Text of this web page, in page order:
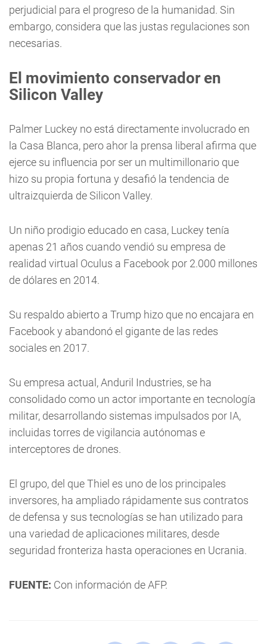
perjudicial para el progreso de la humanidad. Sin
embargo, considera que las justas regulaciones son
necesarias.
El movimiento conservador en
Silicon Valley
Palmer Luckey no está directamente involucrado en
la Casa Blanca, pero ahor la prensa liberal afirma que
ejerce su influencia por ser un multimillonario que
hizo su propia fortuna y desafió la tendencia de
ultraizquierda de Silicon Valley.
Un niño prodigio educado en casa, Luckey tenía
apenas 21 años cuando vendió su empresa de
realidad virtual Oculus a Facebook por 2.000 millones
de dólares en 2014.
Su respaldo abierto a Trump hizo que no encajara en
Facebook y abandonó el gigante de las redes
sociales en 2017.
Su empresa actual, Anduril Industries, se ha
consolidado como un actor importante en tecnología
militar, desarrollando sistemas impulsados por IA,
incluidas torres de vigilancia autónomas e
interceptores de drones.
El grupo, del que Thiel es uno de los principales
inversores, ha ampliado rápidamente sus contratos
de defensa y sus tecnologías se han utilizado para
una variedad de aplicaciones militares, desde
seguridad fronteriza hasta operaciones en Ucrania.
FUENTE: Con información de AFP.